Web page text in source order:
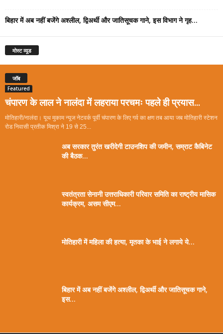
बिहार में अब नहीं बजेंगे अश्लील, द्विअर्थी और जातिसूचक गाने, इस विभाग ने गृह...
मोस्ट व्यूड
जॉब
Featured
चंपारण के लाल ने नालंदा में लहराया परचमः पहले ही प्रयास...
मोतिहारी/नालंदा। यूथ मुकाम न्यूज नेटवर्क पूर्वी चंपारण के लिए गर्व का क्षण तब आया जब मोतिहारी स्टेशन
रोड निवासी प्रतीक मिश्रा ने 19 से 25...
अब सरकार तुरंत खरीदेगी टाउनशिप की जमीन, सम्राट कैबिनेट
की बैठक...
स्वतंत्रता सेनानी उत्तराधिकारी परिवार समिति का राष्ट्रीय मासिक
कार्यक्रम, असम सीएम...
मोतिहारी में महिला की हत्या, मृतका के भाई ने लगाये ये...
बिहार में अब नहीं बजेंगे अश्लील, द्विअर्थी और जातिसूचक गाने,
इस...